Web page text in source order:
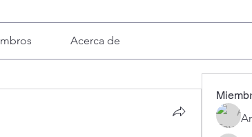
Acerca de